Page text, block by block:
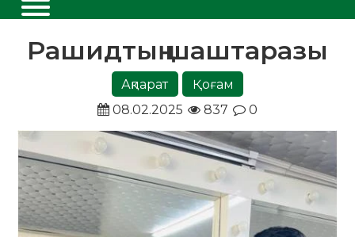
Рашидтың шаштаразы
Ақпарат
Қоғам
08.02.2025
837 0